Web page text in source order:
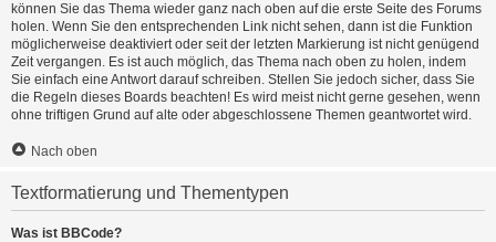
können Sie das Thema wieder ganz nach oben auf die erste Seite des Forums
holen. Wenn Sie den entsprechenden Link nicht sehen, dann ist die Funktion
möglicherweise deaktiviert oder seit der letzten Markierung ist nicht genügend
Zeit vergangen. Es ist auch möglich, das Thema nach oben zu holen, indem
Sie einfach eine Antwort darauf schreiben. Stellen Sie jedoch sicher, dass Sie
die Regeln dieses Boards beachten! Es wird meist nicht gerne gesehen, wenn
ohne triftigen Grund auf alte oder abgeschlossene Themen geantwortet wird.
Nach oben
Textformatierung und Thementypen
Was ist BBCode?